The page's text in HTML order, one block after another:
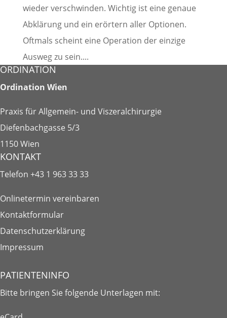
wieder verschwinden. Wichtig ist eine genaue
Abklärung und ein erörtern aller Optionen.
Oftmals scheint eine Operation der einzige
Ausweg zu sein....
ORDINATION
Ordination Wien
Praxis für Allgemein- und Viszeralchirurgie
Diefenbachgasse 5/3
1150 Wien
KONTAKT
Telefon +43 1 963 33 33
Onlinetermin vereinbaren
Kontaktformular
Datenschutzerklärung
Impressum
PATIENTENINFO
Bitte bringen Sie folgende Unterlagen mit: